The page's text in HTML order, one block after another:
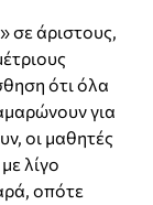
σε άριστους,
ότι όλα
για
οι μαθητές
λίγο
οπότε